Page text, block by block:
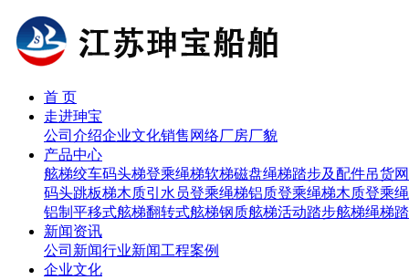
首 页
走进珅宝
公司介绍企业文化销售网络厂房厂貌
产品中心
舷梯绞车码头梯登乘绳梯软梯磁盘绳梯踏步及配件吊货
码头跳板梯木质引水员登乘绳梯铝质登乘绳梯木质登乘
铝制平移式舷梯翻转式舷梯钢质舷梯活动踏步舷梯绳梯
新闻资讯
公司新闻行业新闻工程案例
企业文化